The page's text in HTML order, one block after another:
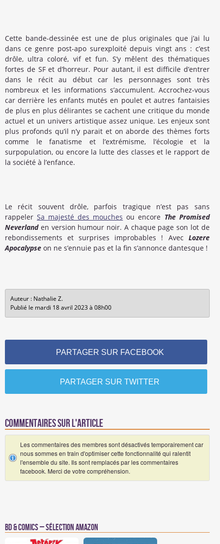
Cette bande-dessinée est une de plus originales que j’ai lu
dans ce genre post-apo surexploité depuis vingt ans : c’est
drôle, ultra coloré, vif et fun. S’y mêlent des thématiques
fortes de SF et d’horreur. Pour autant, il est difficile d’entrer
dans le récit au début car les personnages sont très
nombreux et les informations s’accumulent. Accrochez-vous
car derrière les enfants mutés en poulet et autres fantaisies
de plus en plus délirantes se cachent une critique du monde
actuel et un univers artistique assez unique. Les enjeux sont
plus profonds qu’il n’y parait et on aborde des thèmes forts
comme le fanatisme et l’extrémisme, l’écologie et la
surpopulation, ou encore la lutte des classes et le rapport de
la société à l’enfance.
Le récit souvent drôle, parfois tragique n’est pas sans
rappelerSa majesté des mouches ou encore The Promised
Neverlanden version humour noir. A chaque page son lot de
rebondissements et surprises improbables ! Avec Lozere
Apocalypse on ne s’ennuie pas et la fin s’annonce dantesque !
Auteur : Nathalie Z.
Publié le mardi 18 avril 2023 à 08h00
PARTAGER SUR FACEBOOK
PARTAGER SUR TWITTER
Commentaires sur l'article
Les commentaires des membres sont désactivés temporairement car
nous sommes en train d'optimiser cette fonctionnalité qui ralentit
l'ensemble du site. Ils sont remplacés par les commentaires
facebook. Merci de votre compréhension.
BD & Comics – Sélection Amazon